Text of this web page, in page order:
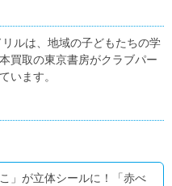
ルは、地域の子どもたちの学
買取の東京書房がクラブパー
います。
」が立体シールに！「赤べ